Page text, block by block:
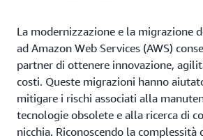
La modernizzazione e la migrazione
ad Amazon Web Services (AWS)
partner di ottenere innovazione,
costi. Queste migrazioni hanno
mitigare i rischi associati alla
tecnologie obsolete e alla ricerca di
nicchia. Riconoscendo la complessità